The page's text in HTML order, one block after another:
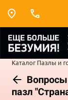
Каталог Пазлы и
пазл